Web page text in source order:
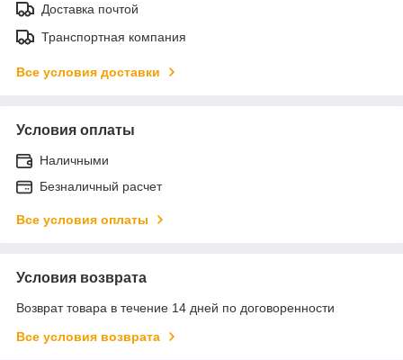
Доставка почтой
Транспортная компания
Все условия доставки
Условия оплаты
Наличными
Безналичный расчет
Все условия оплаты
Условия возврата
Возврат товара в течение 14 дней по договоренности
Все условия возврата